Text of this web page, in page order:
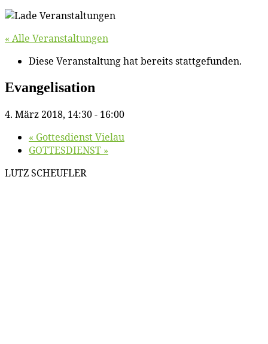
« Alle Veranstaltungen
Diese Veranstaltung hat bereits stattgefunden.
Evan­ge­li­sa­ti­on
4. März 2018, 14:30- 16:00
« Got­tes­dienst Vielau
GOTTESDIENST »
LUTZ SCHEUFLER